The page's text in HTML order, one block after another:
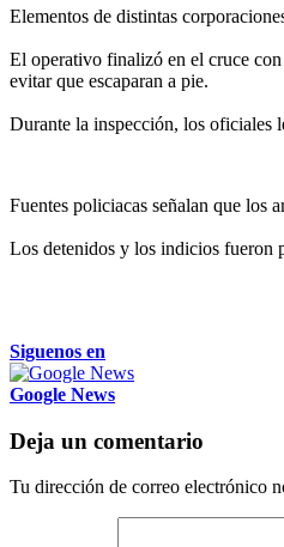
Elementos de distintas
El operativo finalizó en el cruce
evitar que escaparan a pie.
Durante la inspección, los oficiales
Fuentes policiacas señalan que los
Los detenidos y los indicios fueron
Siguenos en
Google News
Deja un comentario
Tu dirección de correo electrónico